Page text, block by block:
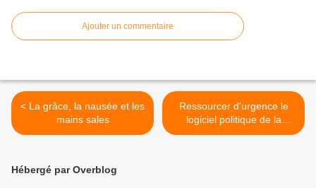
Ajouter un commentaire
< La grâce, la nausée et les
mains sales
Ressourcer d'urgence le
logiciel politique de la
gauche française >
Hébergé par Overblog